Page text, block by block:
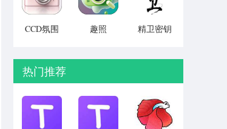
CCD氛围
趣照
精卫密钥
热门推荐